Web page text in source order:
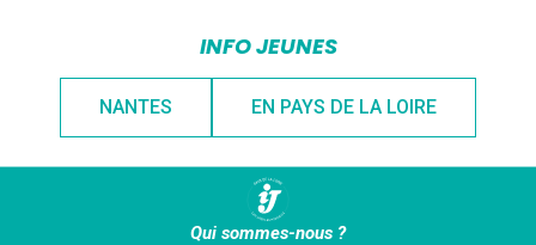
INFO JEUNES
NANTES EN PAYS DE LA LOIRE
Qui sommes-nous ?